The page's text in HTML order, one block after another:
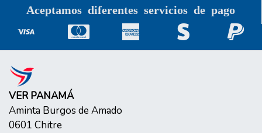
Aceptamos diferentes servicios de pago
VER PANAMÁ
Aminta Burgos de Amado
0601 Chitre